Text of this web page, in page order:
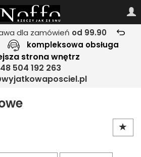
dla zamówień od 99.90
kompleksowa obsługa
strona wnętrz
504 192 263